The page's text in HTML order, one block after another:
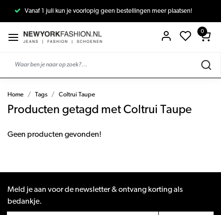
Vanaf 1 juli kun je voorlopig geen bestellingen meer plaatsen!
0
Home Tags Coltrui Taupe
Producten getagd met Coltrui Taupe
Geen producten gevonden!
Meld je aan voor de newsletter & ontvang korting als
bedankje.